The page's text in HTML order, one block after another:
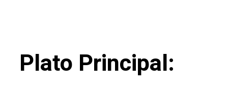
Plato Principal: